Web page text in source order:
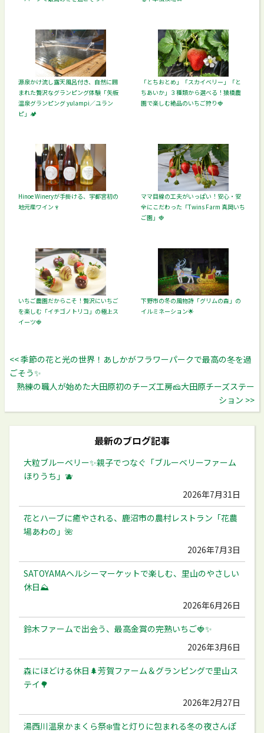
源泉かけ流し露天風呂付き、自然に囲
まれた贅沢なグランピング体験「矢板
温泉グランピング yulampi／ユラン
ピ」🏕️
「とちおとめ」「スカイベリー」「と
ちあいか」３種類から選べる！猿橋農
園で楽しむ絶品のいちご狩り🍓
Hinoe Wineryが手掛ける、宇都宮初の
地元産ワイン🍷
ママ目線の工夫がいっぱい！安心・安
全にこだわった「Twins Farm 真岡いち
ご園」🍓
いちご農園だからこそ！贅沢にいちご
を楽しむ「イチゴノトリコ」の極上ス
イーツ🍓
下野市の冬の風物詩「グリムの森」の
イルミネーション🌟
<< 季節の花と光の世界！あしかがフラワーパークで最高の冬を過
ごそう✨
熟練の職人が始めた大田原初のチーズ工房🧀大田原チーズステー
ション >>
最新のブログ記事
大粒ブルーベリー✨️親子でつなぐ「ブルーベリーファーム
ほりうち」🫐
2026年7月31日
花とハーブに癒やされる、鹿沼市の農村レストラン「花農
場あわの」🌺
2026年7月3日
SATOYAMAヘルシーマーケットで楽しむ、里山のやさしい
休日⛰️
2026年6月26日
鈴木ファームで出会う、最高金賞の完熟いちご🍓✨
2026年3月6日
森にほどける休日🌲芳賀ファーム＆グランピングで里山ス
テイ🌳
2026年2月27日
湯西川温泉かまくら祭❄️雪と灯りに包まれる冬の夜さんぽ